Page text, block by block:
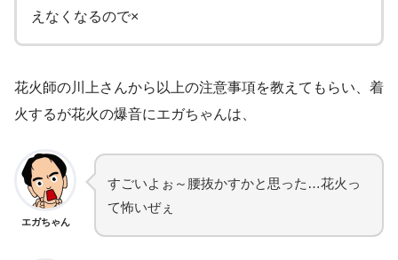
えなくなるので×
花火師の川上さんから以上の注意事項を教えてもらい、着
火するが花火の爆音にエガちゃんは、
エガちゃん
すごいよぉ～腰抜かすかと思った…花火っ
て怖いぜぇ